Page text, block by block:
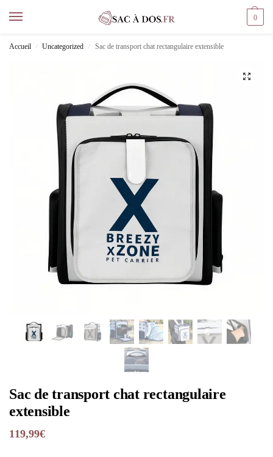
0
Accueil / Uncategorized / Sac de transport chat rectangulaire extensible
Sac de transport chat rectangulaire
extensible
119,99€